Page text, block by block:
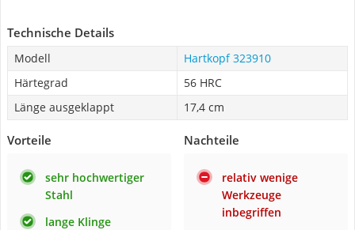
Technische Details
Modell
Hartkopf 323910
Härtegrad
56 HRC
Länge ausgeklappt
17,4 cm
Vorteile
sehr hochwertiger
Stahl
lange Klinge
Nachteile
relativ wenige
Werkzeuge
inbegriffen